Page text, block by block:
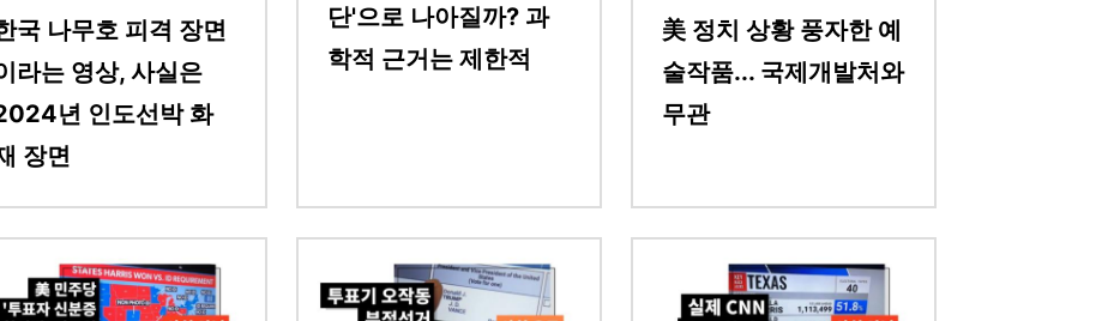
국 나무호 피격 장면
라는 영상, 사실은
년 인도선박 화
장면
단'으로 나아질까? 과
학적 근거는 제한적
美 정치 상황 풍자한 예
술작품... 국제개발처와
무관